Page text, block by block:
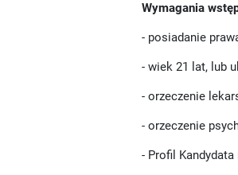
Wymagania
- posiadanie
- wiek 21 lat, lub
- orzeczenie
- orzeczenie
- Profil Kandydata